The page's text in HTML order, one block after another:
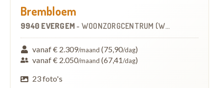
Brembloem
9940 EVERGEM - WOONZORGCENTRUM (WZC)
vanaf € 2.309/maand (75,90/dag)
vanaf € 2.050/maand (67,41/dag)
23 foto's